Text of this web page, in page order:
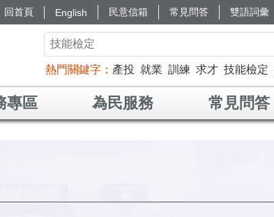
回首頁 English 民意信箱 常見問答 雙語詞彙
熱門關鍵字 產投 就業 訓練 求才 技能檢定
專區 為民服務 常見問答